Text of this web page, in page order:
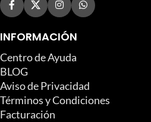
INFORMACIÓN
Centro de Ayuda
BLOG
Aviso de Privacidad
Términos y Condiciones
Facturación